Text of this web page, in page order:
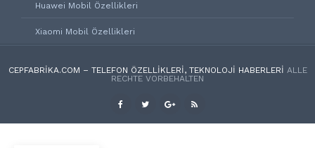
Huawei Mobil Özellikleri
Xiaomi Mobil Özellikleri
CEPFABRIKA.COM – TELEFON ÖZELLIKLERI, TEKNOLOJI HABERLERI ALLE
RECHTE VORBEHALTEN